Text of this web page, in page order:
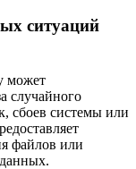
ситуаций
может
случайного
сбоев системы или
файлов или